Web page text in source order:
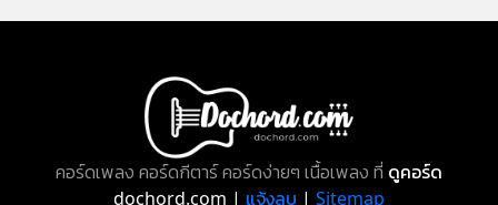
คอร์ดเพลง คอร์ดกีตาร์ คอร์ดง่ายๆ เนื้อเพลง ที่ ดูคอร์ด
dochord.com | แจ้งลบ | Sitemap